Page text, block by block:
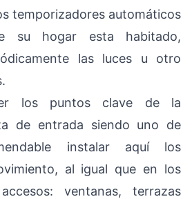
temporizadores automáticos
su hogar esta habitado,
las luces u otro
los puntos clave de la
de entrada siendo uno de
instalar aquí los
al igual que en los
ventanas, terrazas